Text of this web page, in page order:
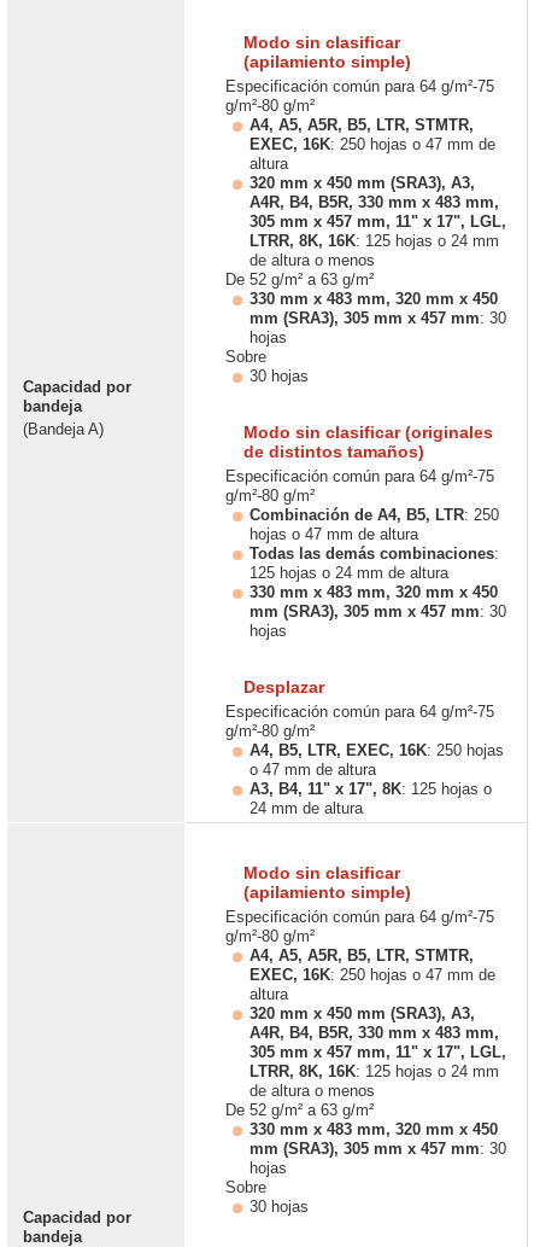
Capacidad por
bandeja
(Bandeja A)
Modo sin clasificar
(apilamiento simple)
Especificación común para 64 g/m²-75
g/m²-80 g/m²
A4, A5, A5R, B5, LTR, STMTR,
EXEC, 16K: 250 hojas o 47 mm de
altura
320 mm x 450 mm (SRA3), A3,
A4R, B4, B5R, 330 mm x 483 mm,
305 mm x 457 mm, 11" x 17", LGL,
LTRR, 8K, 16K: 125 hojas o 24 mm
de altura o menos
De 52 g/m² a 63 g/m²
330 mm x 483 mm, 320 mm x 450
mm (SRA3), 305 mm x 457 mm: 30
hojas
Sobre
30 hojas
Modo sin clasificar (originales
de distintos tamaños)
Especificación común para 64 g/m²-75
g/m²-80 g/m²
Combinación de A4, B5, LTR: 250
hojas o 47 mm de altura
Todas las demás combinaciones:
125 hojas o 24 mm de altura
330 mm x 483 mm, 320 mm x 450
mm (SRA3), 305 mm x 457 mm: 30
hojas
Desplazar
Especificación común para 64 g/m²-75
g/m²-80 g/m²
A4, B5, LTR, EXEC, 16K: 250 hojas
o 47 mm de altura
A3, B4, 11" x 17", 8K: 125 hojas o
24 mm de altura
Capacidad por
bandeja
Modo sin clasificar
(apilamiento simple)
Especificación común para 64 g/m²-75
g/m²-80 g/m²
A4, A5, A5R, B5, LTR, STMTR,
EXEC, 16K: 250 hojas o 47 mm de
altura
320 mm x 450 mm (SRA3), A3,
A4R, B4, B5R, 330 mm x 483 mm,
305 mm x 457 mm, 11" x 17", LGL,
LTRR, 8K, 16K: 125 hojas o 24 mm
de altura o menos
De 52 g/m² a 63 g/m²
330 mm x 483 mm, 320 mm x 450
mm (SRA3), 305 mm x 457 mm: 30
hojas
Sobre
30 hojas